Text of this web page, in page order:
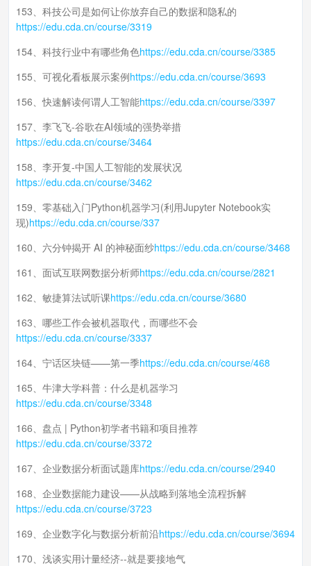
153、科技公司是如何让你放弃自己的数据和隐私的
https://edu.cda.cn/course/3319
154、科技行业中有哪些角色https://edu.cda.cn/course/3385
155、可视化看板展示案例https://edu.cda.cn/course/3693
156、快速解读何谓人工智能https://edu.cda.cn/course/3397
157、李飞飞-谷歌在AI领域的强势举措
https://edu.cda.cn/course/3464
158、李开复-中国人工智能的发展状况
https://edu.cda.cn/course/3462
159、零基础入门Python机器学习(利用Jupyter Notebook实
现)https://edu.cda.cn/course/337
160、六分钟揭开 AI 的神秘面纱https://edu.cda.cn/course/3468
161、面试互联网数据分析师https://edu.cda.cn/course/2821
162、敏捷算法试听课https://edu.cda.cn/course/3680
163、哪些工作会被机器取代，而哪些不会
https://edu.cda.cn/course/3337
164、宁话区块链——第一季https://edu.cda.cn/course/468
165、牛津大学科普：什么是机器学习
https://edu.cda.cn/course/3348
166、盘点 | Python初学者书籍和项目推荐
https://edu.cda.cn/course/3372
167、企业数据分析面试题库https://edu.cda.cn/course/2940
168、企业数据能力建设——从战略到落地全流程拆解
https://edu.cda.cn/course/3723
169、企业数字化与数据分析前沿https://edu.cda.cn/course/3694
170、浅谈实用计量经济--就是要接地气